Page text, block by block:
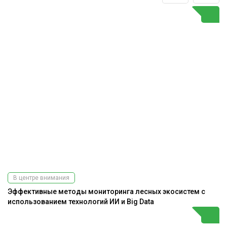
В центре внимания
Эффективные методы мониторинга лесных экосистем с
использованием технологий ИИ и Big Data